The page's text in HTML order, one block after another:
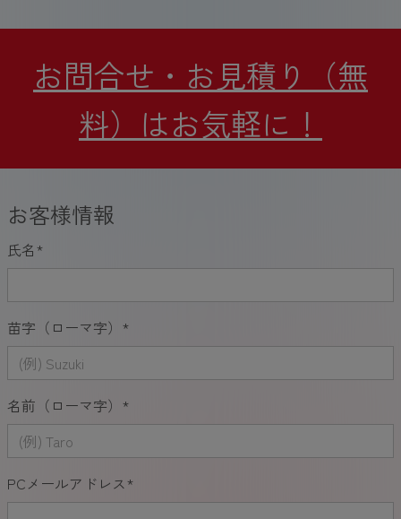
お問合せ・お見積り（無
料）はお気軽に！
お客様情報
氏名*
苗字（ローマ字） *
名前（ローマ字） *
PCメールアドレス*